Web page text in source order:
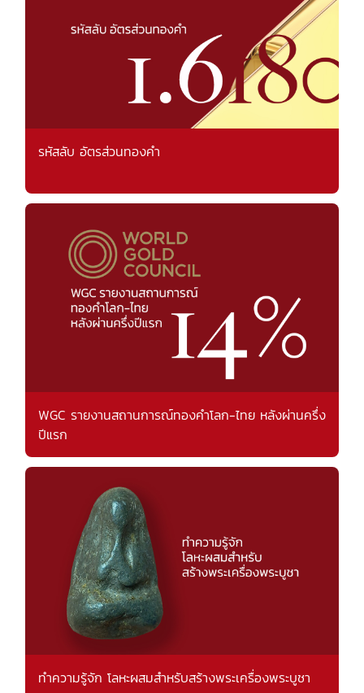
รหัสลับ อัตรส่วนทองคำ
WGC รายงานสถานการณ์ทองคำโลก-ไทย หลังผ่านครึ่ง
ปีแรก
ทำความรู้จัก โลหะผสมสำหรับสร้างพระเครื่องพระบูชา